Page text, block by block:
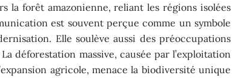
la forêt amazonienne, reliant les régions isolées
est souvent perçue comme un symbole
Elle soulève aussi des préoccupations
déforestation massive, causée par l’exploitation
agricole, menace la biodiversité unique